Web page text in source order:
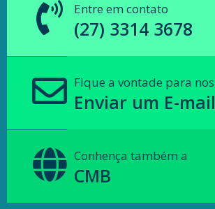
Entre em contato
(27) 3314 3678
Fique a vontade para nos
Enviar um E-mail
Conhença também a
CMB